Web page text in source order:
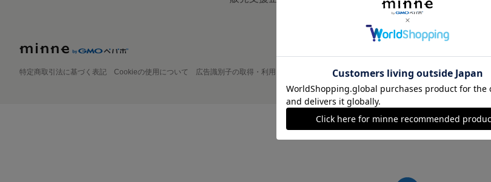
特定商取引法に基づく表記 Cookieの使用について 広告識別子の取得・利用 プライバシーポリシー 会社概要 採用情報 メディアキット
©GMO Pepabo, Inc. All rights reserved.